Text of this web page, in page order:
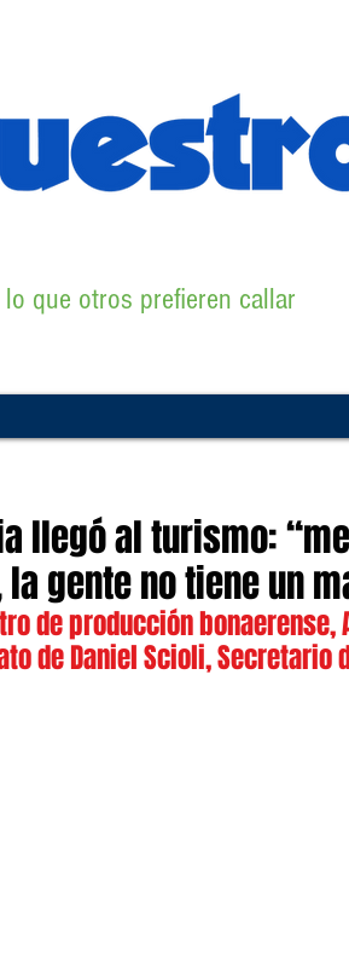
que otros prefieren callar
llegó al turismo:
gente no tiene un
de producción bonaerense,
de Daniel Scioli, Secretario